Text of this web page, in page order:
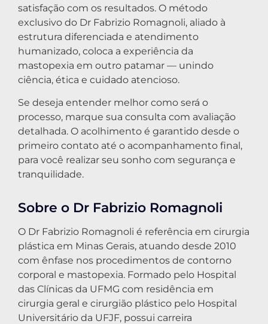
satisfação com os resultados. O método
exclusivo do Dr Fabrizio Romagnoli, aliado à
estrutura diferenciada e atendimento
humanizado, coloca a experiência da
mastopexia em outro patamar — unindo
ciência, ética e cuidado atencioso.
Se deseja entender melhor como será o
processo, marque sua consulta com avaliação
detalhada. O acolhimento é garantido desde o
primeiro contato até o acompanhamento final,
para você realizar seu sonho com segurança e
tranquilidade.
Sobre o Dr Fabrizio Romagnoli
O Dr Fabrizio Romagnoli é referência em cirurgia
plástica em Minas Gerais, atuando desde 2010
com ênfase nos procedimentos de contorno
corporal e mastopexia. Formado pelo Hospital
das Clínicas da UFMG com residência em
cirurgia geral e cirurgião plástico pelo Hospital
Universitário da UFJF, possui carreira